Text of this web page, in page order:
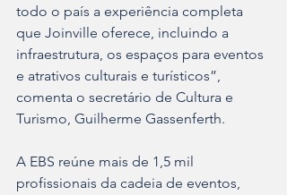
todo o país a experiência completa
que Joinville oferece, incluindo a
infraestrutura, os espaços para eventos
e atrativos culturais e turísticos”,
comenta o secretário de Cultura e
Turismo, Guilherme Gassenferth.
A EBS reúne mais de 1,5 mil
profissionais da cadeia de eventos,